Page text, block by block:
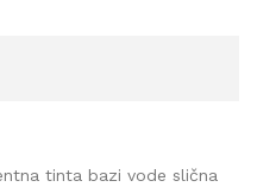
tinta bazi vode slična